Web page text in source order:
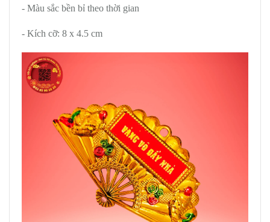
- Màu sắc bền bỉ theo thời gian
- Kích cỡ: 8 x 4.5 cm